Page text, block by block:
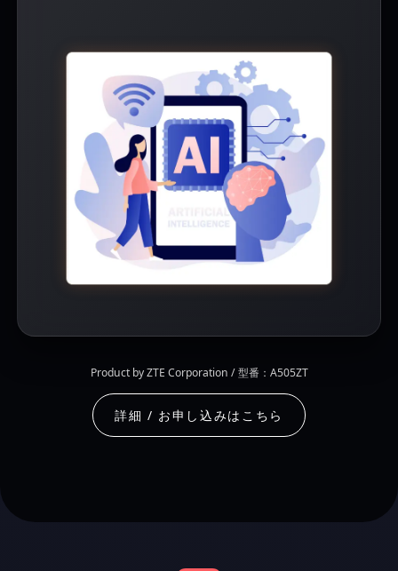
Product by ZTE Corporation / 型番：A505ZT
詳細 / お申し込みはこちら